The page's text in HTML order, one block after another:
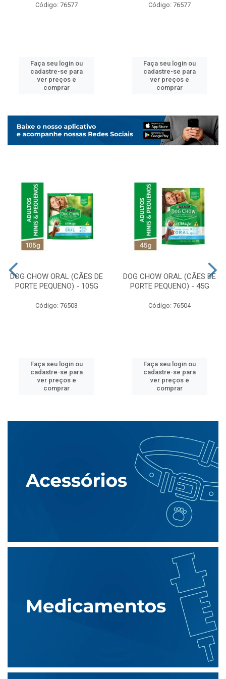
Código: 76577
Faça seu login ou
cadastre-se para
ver preços e
comprar
Código: 76577
Faça seu login ou
cadastre-se para
ver preços e
comprar
DOG CHOW ORAL (CÃES DE
PORTE PEQUENO) - 105G
Código: 76503
Faça seu login ou
cadastre-se para
ver preços e
comprar
DOG CHOW ORAL (CÃES DE
PORTE PEQUENO) - 45G
Código: 76504
Faça seu login ou
cadastre-se para
ver preços e
comprar